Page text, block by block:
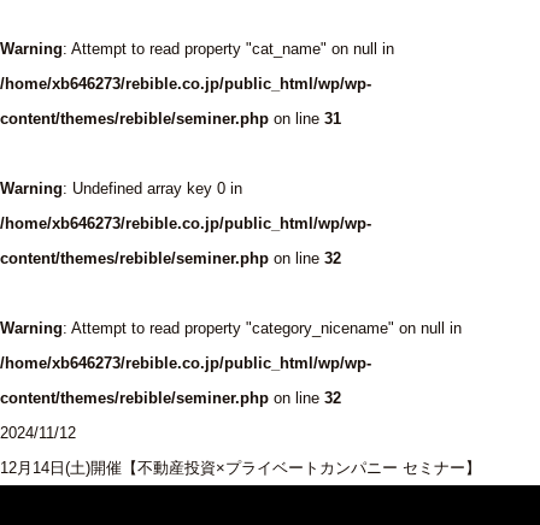
Warning: Attempt to read property "cat_name" on null in
/home/xb646273/rebible.co.jp/public_html/wp/wp-
content/themes/rebible/seminer.php on line 31
Warning: Undefined array key 0 in
/home/xb646273/rebible.co.jp/public_html/wp/wp-
content/themes/rebible/seminer.php on line 32
Warning: Attempt to read property "category_nicename" on null in
/home/xb646273/rebible.co.jp/public_html/wp/wp-
content/themes/rebible/seminer.php on line 32
2024/11/12
12月14日(土)開催【不動産投資×プライベートカンパニー セミナー】